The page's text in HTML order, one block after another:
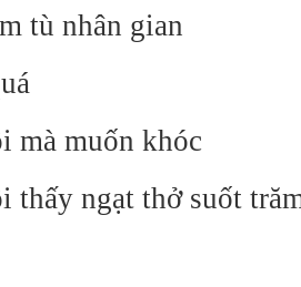
tù nhân gian
mà muốn khóc
thấy ngạt thở suốt